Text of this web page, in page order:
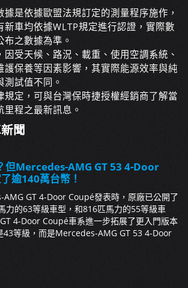
是依據歐盟法規訂定的測量程序施作，
新車均依據WLTP規定進行認證，實際數
之數據為準。
受天候、路況、載重、使用空調系統、
護保養等因素影響，其實際能源效率與純
試值不同。
規定，可與台灣保時捷授權經銷商了解當
程之最新訊息。
聞
但Mercedes-AMG GT 53 4-Door
逾140萬台幣！
GT 4-Door Coupé發表時，原廠已公開了
力的63等級車型，和816匹馬力的55等級車
4-Door Coupé車系進一步拓展了更入門版本
43等級，而是Mercedes-AMG GT 53 4-Door